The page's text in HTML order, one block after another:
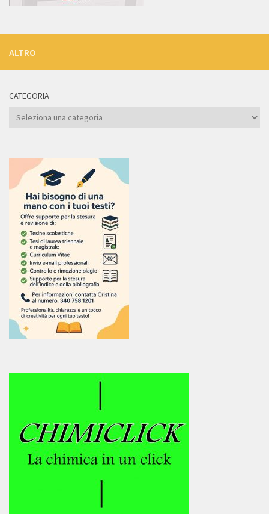
ALTRO
CATEGORIA
Categoria